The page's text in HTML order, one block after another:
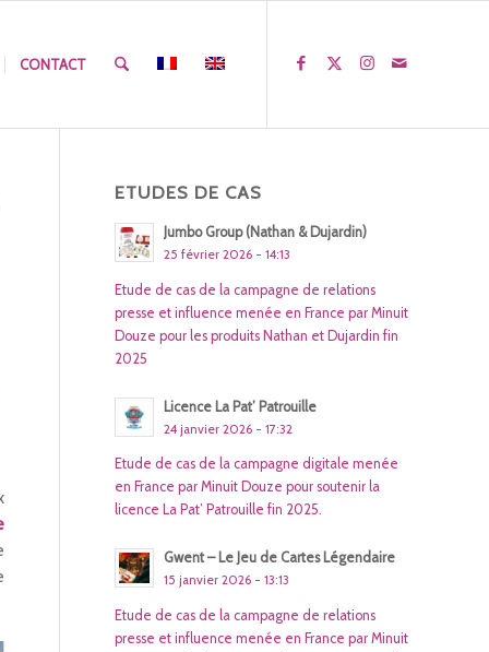
CONTACT
ETUDES DE CAS
Jumbo Group (Nathan & Dujardin)
25 février 2026 - 14:13
Etude de cas de la campagne de relations
presse et influence menée en France par Minuit
Douze pour les produits Nathan et Dujardin fin
2025
Licence La Pat’ Patrouille
24 janvier 2026 - 17:32
Etude de cas de la campagne digitale menée
en France par Minuit Douze pour soutenir la
licence La Pat’ Patrouille fin 2025.
Gwent – Le Jeu de Cartes Légendaire
15 janvier 2026 - 13:13
Etude de cas de la campagne de relations
presse et influence menée en France par Minuit